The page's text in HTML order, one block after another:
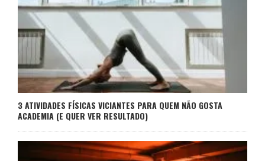
3 ATIVIDADES FÍSICAS VICIANTES PARA QUEM NÃO GOSTA
ACADEMIA (E QUER VER RESULTADO)